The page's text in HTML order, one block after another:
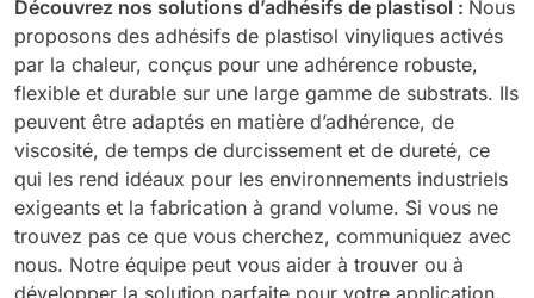
Découvrez nos solutions d’adhésifs de plastisol : Nous
proposons des adhésifs de plastisol vinyliques activés
par la chaleur, conçus pour une adhérence robuste,
flexible et durable sur une large gamme de substrats. Ils
peuvent être adaptés en matière d’adhérence, de
viscosité, de temps de durcissement et de dureté, ce
qui les rend idéaux pour les environnements industriels
exigeants et la fabrication à grand volume. Si vous ne
trouvez pas ce que vous cherchez, communiquez avec
nous. Notre équipe peut vous aider à trouver ou à